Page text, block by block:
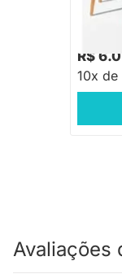
R$
10x de
Avaliações